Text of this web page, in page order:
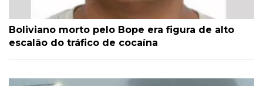
Boliviano morto pelo Bope era figura de alto
escalão do tráfico de cocaína